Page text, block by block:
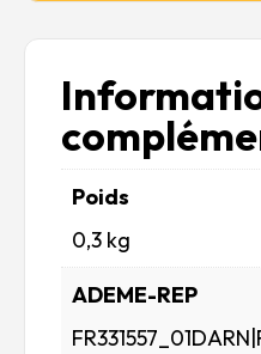
Poids
0,3 kg
ADEME-REP